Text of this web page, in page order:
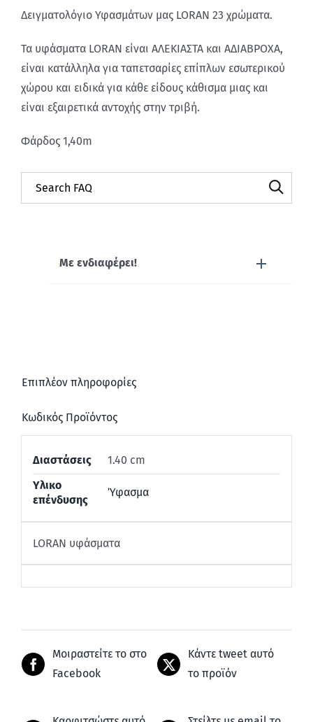
Δειγματολόγιο Υφασμάτων μας LORAN 23 χρώματα.
Τα υφάσματα LORAN είναι ΑΛΕΚΙΑΣΤΑ και ΑΔΙΑΒΡΟΧΑ,
είναι κατάλληλα για ταπετσαρίες επίπλων εσωτερικού
χώρου και ειδικά για κάθε είδους κάθισμα μιας και
είναι εξαιρετικά αντοχής στην τριβή.
Φάρδος 1,40m
Με ενδιαφέρει!
Επιπλέον πληροφορίες
Κωδικός Προϊόντος
Διαστάσεις
1.40 cm
Υλικο
επένδυσης
Ύφασμα
LORAN υφάσματα
Μοιραστείτε το στο
Facebook
Κάντε tweet αυτό
το προϊόν